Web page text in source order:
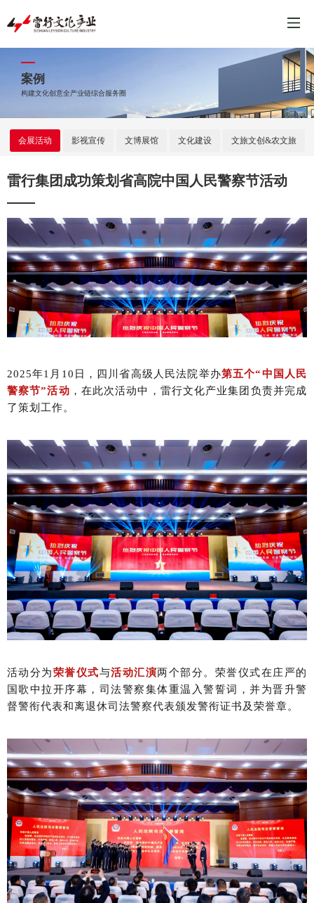
案例
构建文化创意全产业链综合服务圈
会展活动 影视宣传 文博展馆 文化建设 文旅文创&农文旅
雷行集团成功策划省高院中国人民警察节活动
2025年1月10日，四川省高级人民法院举办第五个“中国人民
警察节”活动 ，在此次活动中，雷行文化产业集团负责并完成
了策划工作。
活动分为荣誉仪式与活动汇演两个部分。荣誉仪式在庄严的
国歌中拉开序幕，司法警察集体重温入警誓词，并为晋升警
督警衔代表和离退休司法警察代表颁发警衔证书及荣誉章。